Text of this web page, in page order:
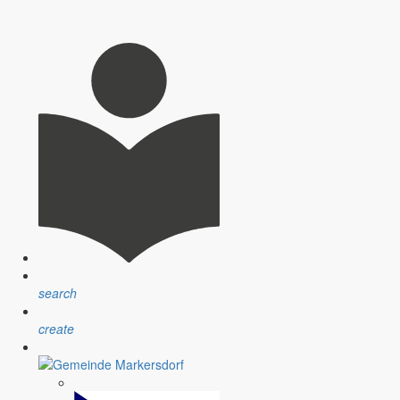
search
create
keinen Handschlag bei der Beseitigung der Straßenlöcher
Gemeinde wohl noch das ganze Jahr sehen können!
besonderen Höhepunkt.
mit Freunden durch eine Hauseinfahrt in Cottbus gegangen